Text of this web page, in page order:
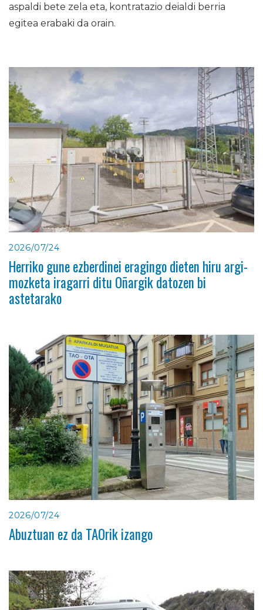
aspaldi bete zela eta, kontratazio deialdi berria
egitea erabaki da orain.
2026/07/24
Herriko gune ezberdinei eragingo dieten hiru argi-
mozketa iragarri ditu Oñargik datozen bi
astetarako
2026/07/24
Abuztuan ez da TAOrik izango